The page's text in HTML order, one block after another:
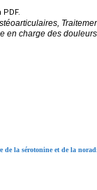
en charge des douleurs
de la sérotonine et de la